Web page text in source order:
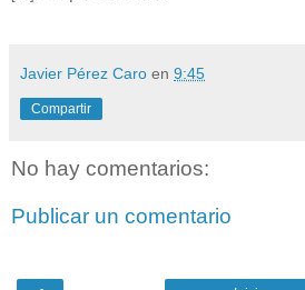
Javier Pérez Caro en 9:45
Compartir
No hay comentarios:
Publicar un comentario